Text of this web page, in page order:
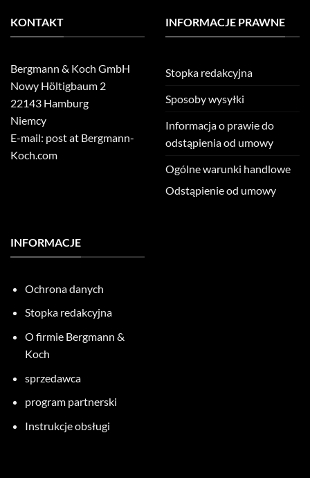
KONTAKT
Bergmann & Koch GmbH
Nowy Höltigbaum 2
22143 Hamburg
Niemcy
E-mail: post at Bergmann-
Koch.com
INFORMACJE PRAWNE
Stopka redakcyjna
Sposoby wysyłki
Informacja o prawie do
odstąpienia od umowy
Ogólne warunki handlowe
Odstąpienie od umowy
INFORMACJE
Ochrona danych
Stopka redakcyjna
O firmie Bergmann &
Koch
sprzedawca
program partnerski
Instrukcje obsługi